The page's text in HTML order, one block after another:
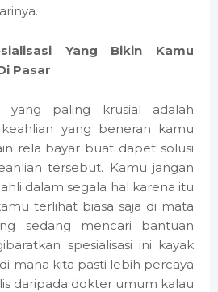
Yang Bikin Kamu
Pasar
yang paling krusial adalah
yang beneran kamu
rela bayar buat dapet solusi
tersebut. Kamu jangan
dalam segala hal karena itu
terlihat biasa saja di mata
sedang mencari bantuan
spesialisasi ini kayak
mana kita pasti lebih percaya
daripada dokter umum kalau